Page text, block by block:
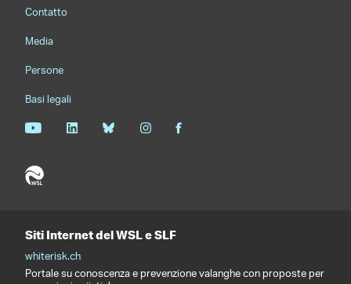
Contatto
Media
Persone
Basi legali
Siti Internet del WSL e SLF
whiterisk.ch
Portale su conoscenza e prevenzione valanghe con proposte per